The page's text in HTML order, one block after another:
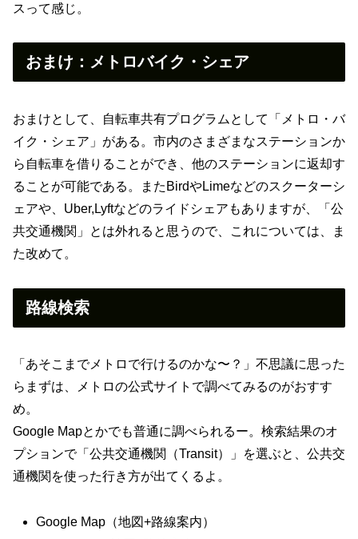
スって感じ。
おまけ：メトロバイク・シェア
おまけとして、自転車共有プログラムとして「メトロ・バ
イク・シェア」がある。市内のさまざまなステーションか
ら自転車を借りることができ、他のステーションに返却す
ることが可能である。またBirdやLimeなどのスクーターシ
ェアや、Uber,Lyftなどのライドシェアもありますが、「公
共交通機関」とは外れると思うので、これについては、ま
た改めて。
路線検索
「あそこまでメトロで行けるのかな〜？」不思議に思った
らまずは、メトロの公式サイトで調べてみるのがおすす
め。
Google Mapとかでも普通に調べられるー。検索結果のオ
プションで「公共交通機関（Transit）」を選ぶと、公共交
通機関を使った行き方が出てくるよ。
Google Map（地図+路線案内）